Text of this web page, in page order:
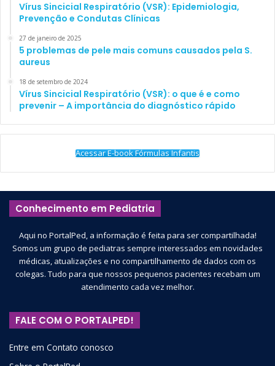
Vírus Sincicial Respiratório (VSR): Epidemiologia,
Prevenção e Condutas Clínicas
27 de janeiro de 2025
5 problemas de pele mais comuns causados pela S.
aureus
18 de setembro de 2024
Vírus Sincicial Respiratório (VSR): o que é e como
prevenir – A importância do diagnóstico rápido
Acessar E-book Fórmulas Infantis
Conhecimento em Pediatria
Aqui no PortalPed, a informação é feita para ser compartilhada!
Somos um grupo de pediatras sempre interessados em novidades
médicas, atualizações e no compartilhamento de dados com os
colegas. Tudo para que nossos pequenos pacientes recebam um
atendimento cada vez melhor.
FALE COM O PORTALPED!
Entre em Contato conosco